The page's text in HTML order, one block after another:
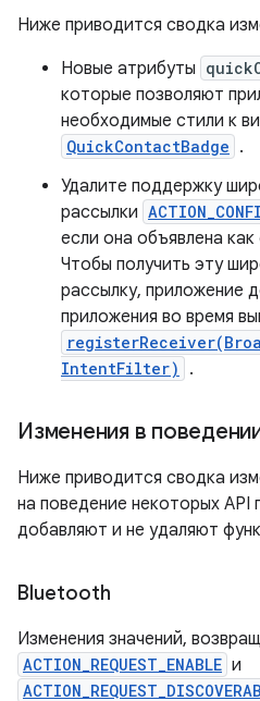
Ниже приводится сводка
Новые атрибуты
которые позволяют
необходимые стили к
QuickContactBadge .
Удалите поддержку
рассылки
если она объявлена
Чтобы получить эту
рассылку, приложение
приложения во время
IntentFilter)
.
Изменения в
Ниже приводится сводка
на поведение некоторых API
добавляют и не удаляют
Bluetooth
Изменения значений,
ACTION_REQUEST_ENABLE и